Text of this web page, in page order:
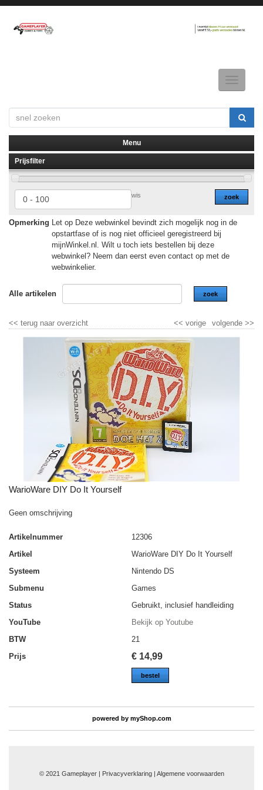
Toggle
▼
▼
Menu
Prijsfilter
zoek
wis
Opmerking Let op Deze webwinkel bevindt zich mogelijk nog in de
opstartfase of is nog niet officieel geregistreerd bij
mijnWinkel.nl. Wilt u toch iets bestellen bij deze
webwinkel? Neem dan eerst even contact op met de
webwinkelier.
Alle artikelen zoek
<< terug naar overzicht volgende >>
<< vorige
WarioWare DIY Do It Yourself
Geen omschrijving
Artikelnummer
12306
Artikel
WarioWare DIY Do It Yourself
Systeem
Nintendo DS
Submenu
Games
Status
Gebruikt, inclusief handleiding
YouTube
Bekijk op Youtube
BTW
21
Prijs
€ 14,99
bestel
powered by myShop.com
© 2021 Gameplayer | Privacyverklaring | Algemene voorwaarden